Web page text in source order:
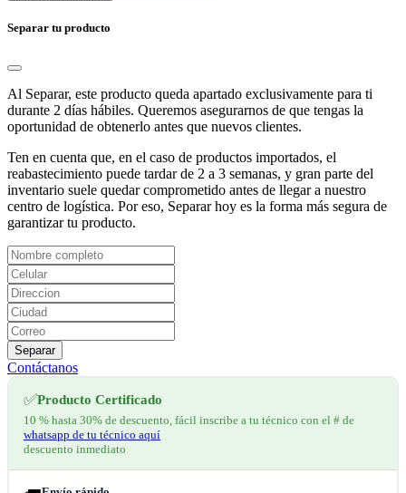
Separar tu producto
Al Separar, este producto queda apartado exclusivamente para ti
durante 2 días hábiles. Queremos asegurarnos de que tengas la
oportunidad de obtenerlo antes que nuevos clientes.
Ten en cuenta que, en el caso de productos importados, el
reabastecimiento puede tardar de 2 a 3 semanas, y gran parte del
inventario suele quedar comprometido antes de llegar a nuestro
centro de logística. Por eso, Separar hoy es la forma más segura de
garantizar tu producto.
Separar
Contáctanos
✅Producto Certificado
10 % hasta 30% de descuento, fácil inscribe a tu técnico con el # de
whatsapp de tu técnico aquí
descuento inmediato